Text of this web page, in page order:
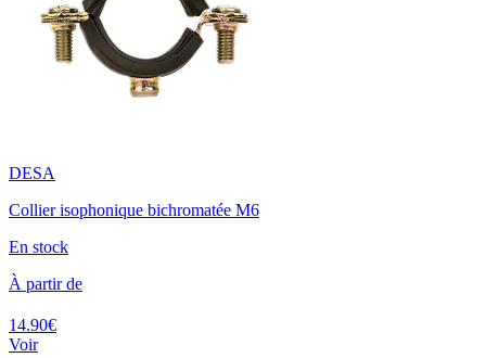
DESA
Collier isophonique bichromatée M6
En stock
À partir de
14.90€
Voir